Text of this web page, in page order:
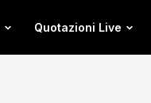
Quotazioni Live